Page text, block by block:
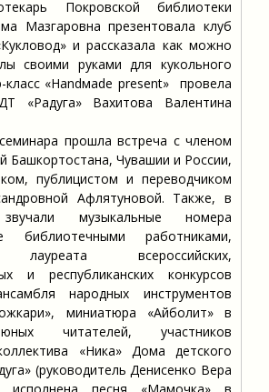
Покровской библиотеки
Мазгаровна презентовала клуб
и рассказала как можно
своими руками для кукольного
«Handмade present» провела
«Радуга» Вахитова Валентина
прошла встреча с членом
Башкортостана, Чувашии и России,
публицистом и переводчиком
Афлятуновой. Также, в
музыкальные номера
библиотечными работниками,
лауреата всероссийских,
и республиканских конкурсов
народных инструментов
миниатюра «Айболит» в
читателей, участников
«Ника» Дома детского
(руководитель Денисенко Вера